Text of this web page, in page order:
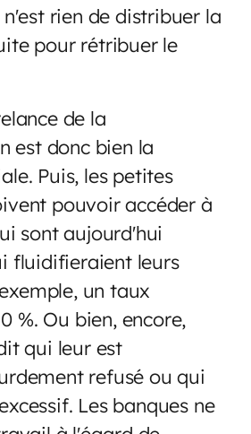
n'est rien de distribuer la
pour rétribuer le
de la
est donc bien la
Puis, les petites
pouvoir accéder à
sont aujourd'hui
fluidifieraient leurs
un taux
%. Ou bien, encore,
qui leur est
refusé ou qui
Les banques ne